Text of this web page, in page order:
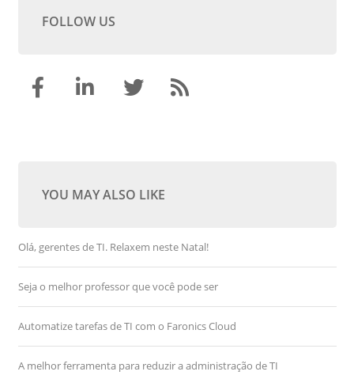
FOLLOW US
YOU MAY ALSO LIKE
Olá, gerentes de TI. Relaxem neste Natal!
Seja o melhor professor que você pode ser
Automatize tarefas de TI com o Faronics Cloud
A melhor ferramenta para reduzir a administração de TI